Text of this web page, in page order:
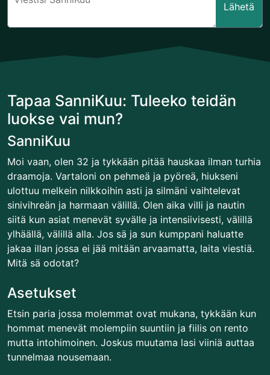
Lähetä
Tapaa SanniKuu: Tuleeko teidän
luokse vai mun?
SanniKuu
Moi vaan, olen 32 ja tykkään pitää hauskaa ilman turhia
draamoja. Vartaloni on pehmeä ja pyöreä, hiukseni
ulottuu melkein nilkkoihin asti ja silmäni vaihtelevat
sinivihreän ja harmaan välillä. Olen aika villi ja nautin
siitä kun asiat menevät syvälle ja intensiivisesti, välillä
ylhäällä, välillä alla. Jos sä ja sun kumppani haluatte
jakaa illan jossa ei jää mitään arvaamatta, laita viestiä.
Mitä sä odotat?
Asetukset
Etsin paria jossa molemmat ovat mukana, tykkään kun
hommat menevät molempiin suuntiin ja fiilis on rento
mutta intohimoinen. Joskus muutama lasi viiniä auttaa
tunnelmaa nousemaan.